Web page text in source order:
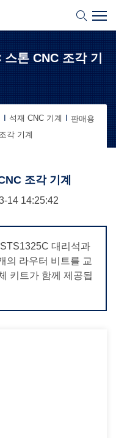
톤 CNC 조각 기
석재 CNC 기계
판매용
각 기계
조각 기계
14 14:25:42
대리석과
의 라우터 비트를 교
키트가 함께 제공됩